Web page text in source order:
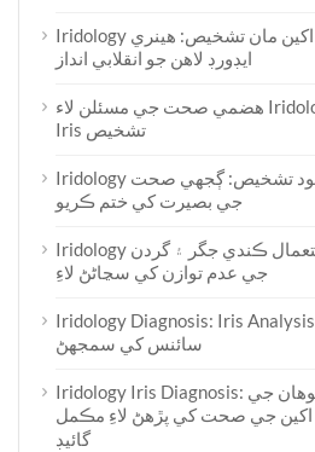
Iridology اکين مان تشخيص: هينري
ايڊورڊ لاهن جو انقلابي انداز
هضمي صحت جي مسئلن لاء Iridology
Iris تشخيص
Iridology خود تشخيص: ڳجھي صحت
جي بصيرت کي ختم ڪريو
Iridology استعمال ڪندي جگر ۽ گردن
جي عدم توازن کي سڃاڻڻ لاءِ
Iridology Diagnosis: Iris Analysis جي
سائنس کي سمجھڻ
Iridology Iris Diagnosis: توهان جي
اکين جي صحت کي پڙهڻ لاءِ مڪمل
گائيڊ